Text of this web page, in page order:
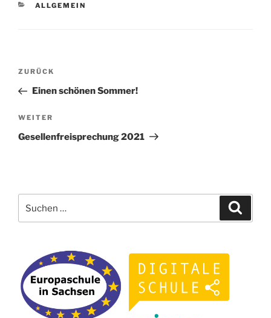
KATEGORIEN
ALLGEMEIN
Beitragsnavigation
Vorheriger
Beitrag
ZURÜCK
Einen schönen Sommer!
Nächster
Beitrag
WEITER
Gesellenfreisprechung 2021
nach: